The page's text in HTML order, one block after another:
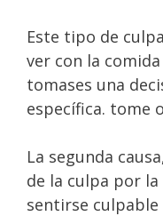
Este tipo de
ver con la
tomases una
específica. tome
La segunda
de la culpa por
sentirse culpable